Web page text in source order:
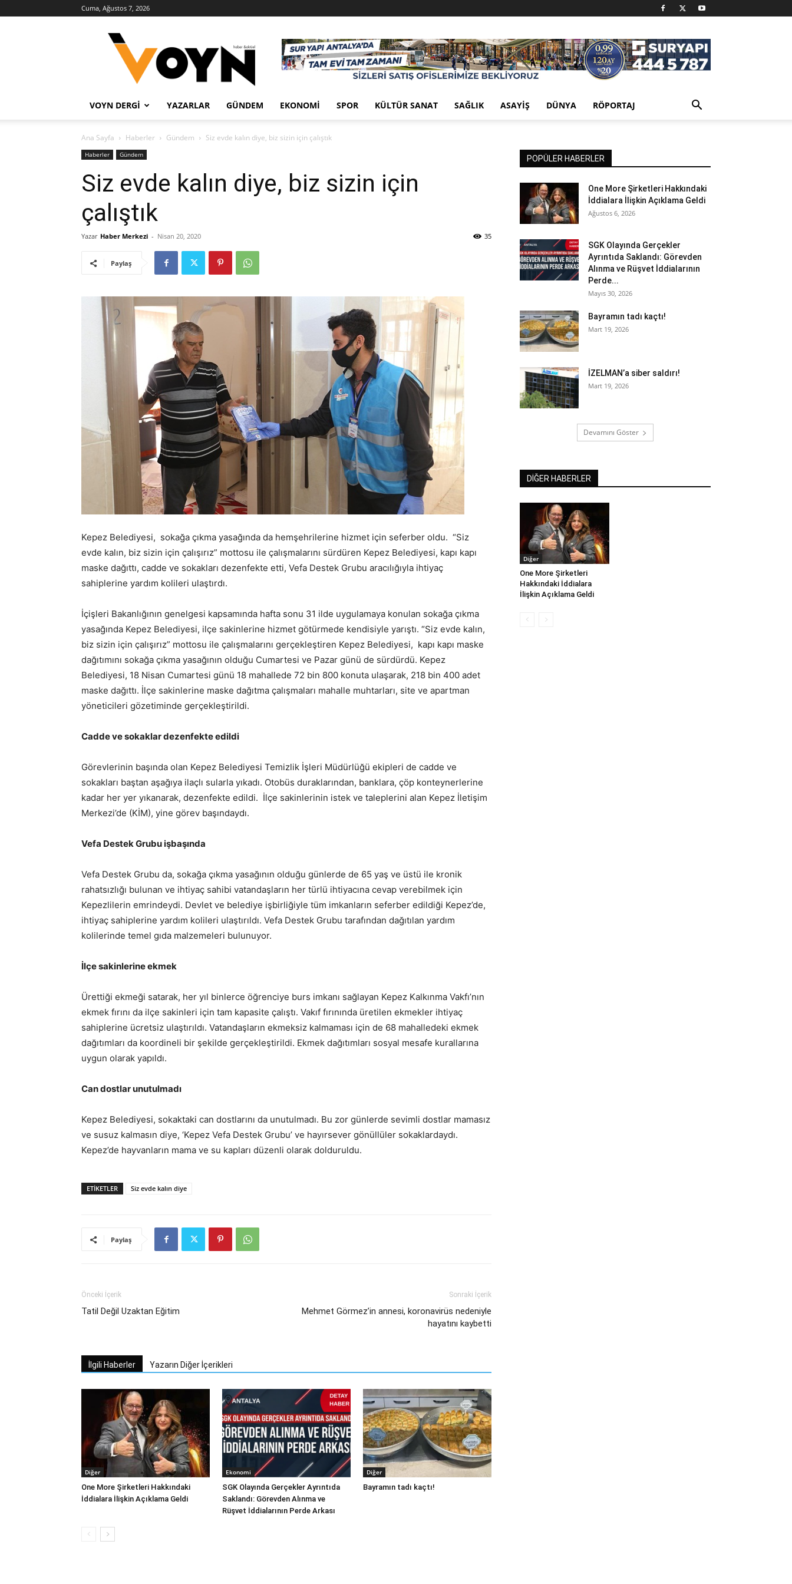
Cuma, Ağustos 7, 2026
Haber
VOYN DERGI YAZARLAR GÜNDEM EKONOMI SPOR KÜLTÜR SANAT SAĞLIK ASAYIŞ DÜNYA RÖPORTAJ
Ana Sayfa Haberler Gündem Siz evde kalın diye, biz sizin için çalıştık
Haberler Gündem
Siz evde kalın diye, biz sizin için
çalıştık
Yazar Haber Merkezi - Nisan 20, 2020 35
Paylaş
Kepez Belediyesi, sokağa çıkma yasağında da hemşehrilerine hizmet için seferber oldu. “Siz
evde kalın, biz sizin için çalışırız” mottosu ile çalışmalarını sürdüren Kepez Belediyesi, kapı kapı
maske dağıttı, cadde ve sokakları dezenfekte etti, Vefa Destek Grubu aracılığıyla ihtiyaç
sahiplerine yardım kolileri ulaştırdı.
İçişleri Bakanlığının genelgesi kapsamında hafta sonu 31 ilde uygulamaya konulan sokağa çıkma
yasağında Kepez Belediyesi, ilçe sakinlerine hizmet götürmede kendisiyle yarıştı. “Siz evde kalın,
biz sizin için çalışırız” mottosu ile çalışmalarını gerçekleştiren Kepez Belediyesi, kapı kapı maske
dağıtımını sokağa çıkma yasağının olduğu Cumartesi ve Pazar günü de sürdürdü. Kepez
Belediyesi, 18 Nisan Cumartesi günü 18 mahallede 72 bin 800 konuta ulaşarak, 218 bin 400 adet
maske dağıttı. İlçe sakinlerine maske dağıtma çalışmaları mahalle muhtarları, site ve apartman
yöneticileri gözetiminde gerçekleştirildi.
Cadde ve sokaklar dezenfekte edildi
Görevlerinin başında olan Kepez Belediyesi Temizlik İşleri Müdürlüğü ekipleri de cadde ve
sokakları baştan aşağıya ilaçlı sularla yıkadı. Otobüs duraklarından, banklara, çöp konteynerlerine
kadar her yer yıkanarak, dezenfekte edildi. İlçe sakinlerinin istek ve taleplerini alan Kepez İletişim
Merkezi’de (KİM), yine görev başındaydı.
Vefa Destek Grubu işbaşında
Vefa Destek Grubu da, sokağa çıkma yasağının olduğu günlerde de 65 yaş ve üstü ile kronik
rahatsızlığı bulunan ve ihtiyaç sahibi vatandaşların her türlü ihtiyacına cevap verebilmek için
Kepezlilerin emrindeydi. Devlet ve belediye işbirliğiyle tüm imkanların seferber edildiği Kepez’de,
ihtiyaç sahiplerine yardım kolileri ulaştırıldı. Vefa Destek Grubu tarafından dağıtılan yardım
kolilerinde temel gıda malzemeleri bulunuyor.
İlçe sakinlerine ekmek
Ürettiği ekmeği satarak, her yıl binlerce öğrenciye burs imkanı sağlayan Kepez Kalkınma Vakfı’nın
ekmek fırını da ilçe sakinleri için tam kapasite çalıştı. Vakıf fırınında üretilen ekmekler ihtiyaç
sahiplerine ücretsiz ulaştırıldı. Vatandaşların ekmeksiz kalmaması için de 68 mahalledeki ekmek
dağıtımları da koordineli bir şekilde gerçekleştirildi. Ekmek dağıtımları sosyal mesafe kurallarına
uygun olarak yapıldı.
Can dostlar unutulmadı
Kepez Belediyesi, sokaktaki can dostlarını da unutulmadı. Bu zor günlerde sevimli dostlar mamasız
ve susuz kalmasın diye, ‘Kepez Vefa Destek Grubu’ ve hayırsever gönüllüler sokaklardaydı.
Kepez’de hayvanların mama ve su kapları düzenli olarak dolduruldu.
ETIKETLER Siz evde kalın diye
Paylaş
Önceki İçerik
Tatil Değil Uzaktan Eğitim
Sonraki İçerik
Mehmet Görmez’in annesi, koronavirüs nedeniyle
hayatını kaybetti
İlgili Haberler Yazarın Diğer İçerikleri
Diğer
One More Şirketleri Hakkındaki
İddialara İlişkin Açıklama Geldi
Ekonomi
SGK Olayında Gerçekler Ayrıntıda
Saklandı: Görevden Alınma ve
Rüşvet İddialarının Perde Arkası
Diğer
Bayramın tadı kaçtı!
POPÜLER HABERLER
One More Şirketleri Hakkındaki
İddialara İlişkin Açıklama Geldi
Ağustos 6, 2026
SGK Olayında Gerçekler
Ayrıntıda Saklandı: Görevden
Alınma ve Rüşvet İddialarının
Perde...
Mayıs 30, 2026
Bayramın tadı kaçtı!
Mart 19, 2026
İZELMAN’a siber saldırı!
Mart 19, 2026
Devamını Göster
DİĞER HABERLER
Diğer
One More Şirketleri
Hakkındaki İddialara
İlişkin Açıklama Geldi